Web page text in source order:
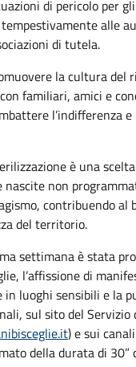
di pericolo per
alle
di tutela.
la cultura del
familiari, amici e
l’indifferenza
è una
non
contribuendo al
del territorio.
settimana è stata
l’affissione di
luoghi sensibili e la
sul sito del Servizio
) e sui
della durata di 30”